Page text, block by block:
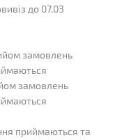
до 07.03
замовлень
замовлень
приймаються та